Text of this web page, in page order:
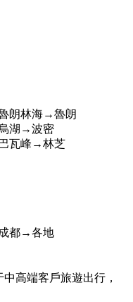
朗林海→魯朗
湖→波密
瓦峰→林芝
都→各地
高端客戶旅遊出行，